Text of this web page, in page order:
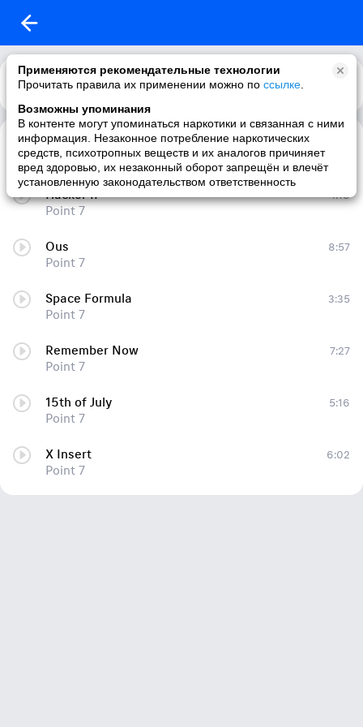
Применяются рекомендательные технологии
Прочитать правила их применении можно по ссылке
Возможны упоминания
В контенте могут упоминаться наркотики и связанная с ними
информация. Незаконное потребление наркотических
средств, психотропных веществ и их аналогов причиняет
вред здоровью, их незаконный оборот запрещён и влечёт
установленную законодательством ответственность
Каталог Рекомендации
Higher Contrast Information
Point 7
Hacker IP
Point 7
4:18
Ous
Point 7
8:57
Space Formula
Point 7
3:35
Remember Now
Point 7
7:27
15th of July
Point 7
5:16
X Insert
Point 7
6:02